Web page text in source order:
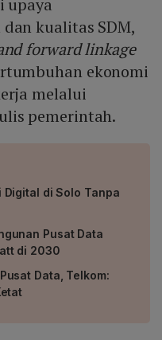
upaya
kualitas SDM,
forward linkage
ekonomi
melalui
pemerintah.
di Solo Tanpa
Pusat Data
di 2030
Data, Telkom: